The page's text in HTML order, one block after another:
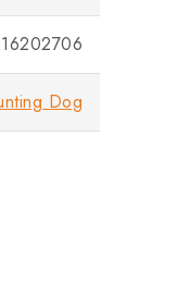
Dog